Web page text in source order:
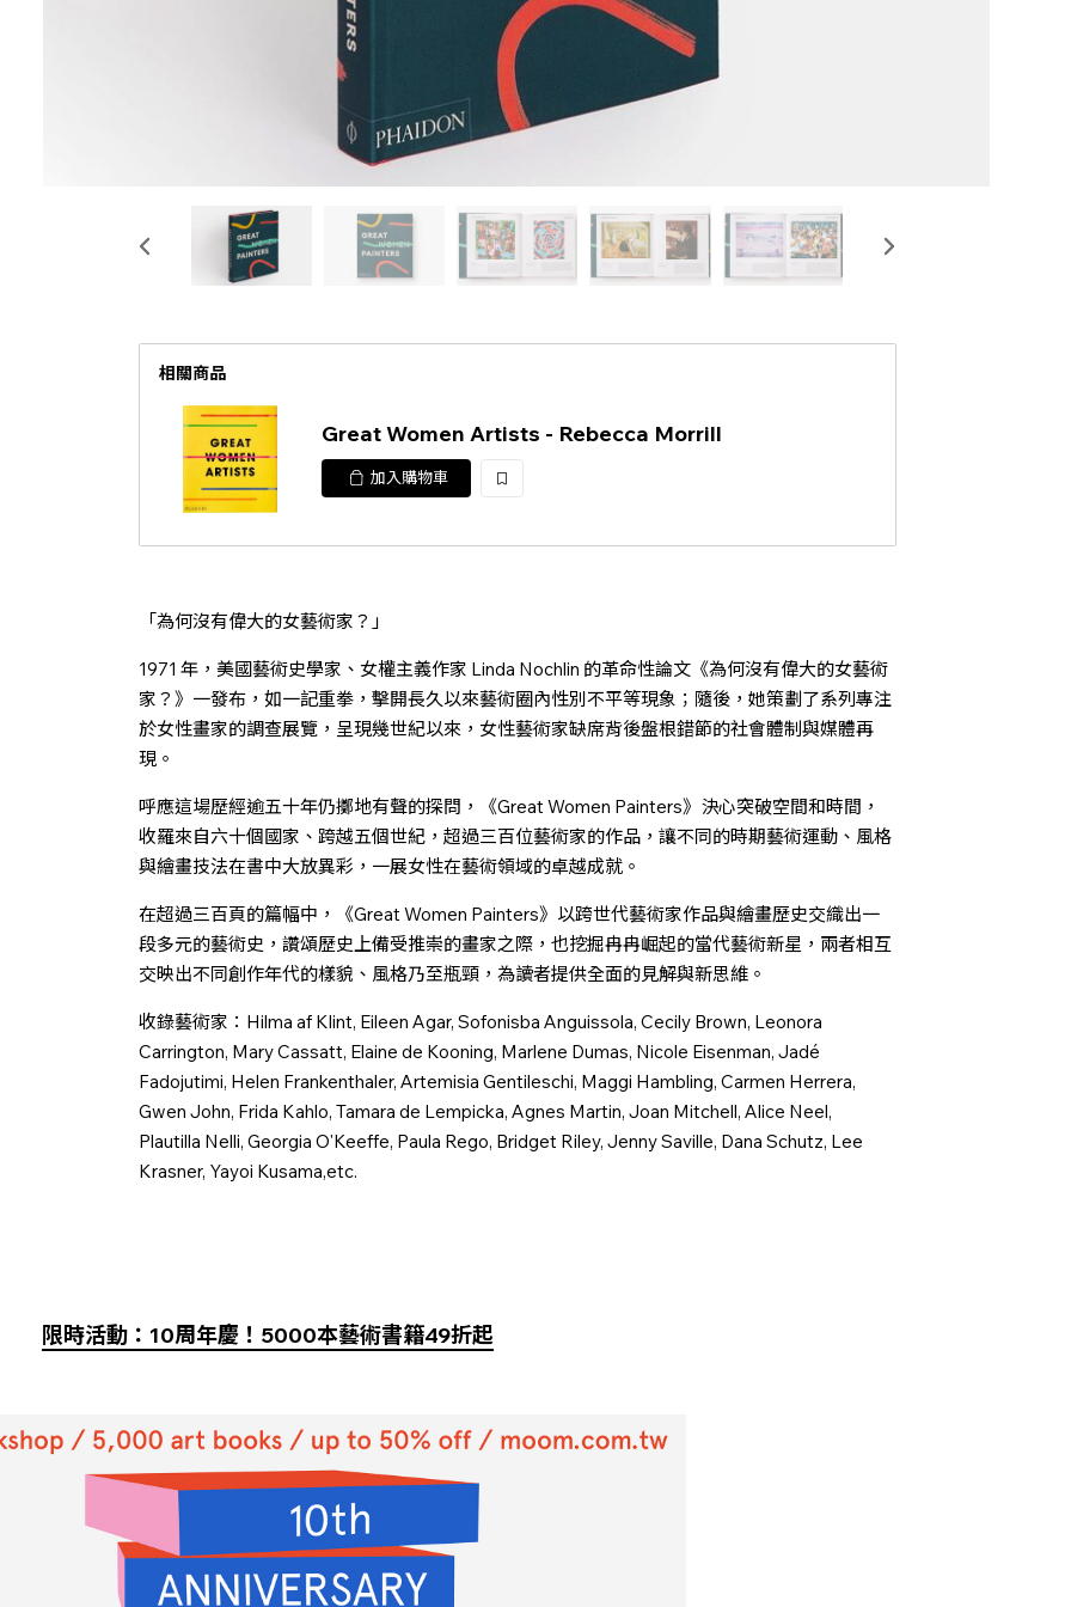
相關商品
Great Women Artists - Rebecca Morrill
加入購物車
加
「為何沒有偉大的女藝術家？」
1971 年，美國藝術史學家、女權主義作家 Linda Nochlin 的革命性論文《為何沒有偉大的女藝術
家？》一發布，如一記重拳，擊開長久以來藝術圈內性別不平等現象；隨後，她策劃了系列專注
於女性畫家的調查展覽，呈現幾世紀以來，女性藝術家缺席背後盤根錯節的社會體制與媒體再
現。
呼應這場歷經逾五十年仍擲地有聲的探問，《Great Women Painters》決心突破空間和時間，
收羅來自六十個國家、跨越五個世紀，超過三百位藝術家的作品，讓不同的時期藝術運動、風格
與繪畫技法在書中大放異彩，一展女性在藝術領域的卓越成就。
在超過三百頁的篇幅中，《Great Women Painters》以跨世代藝術家作品與繪畫歷史交織出一
段多元的藝術史，讚頌歷史上備受推崇的畫家之際，也挖掘冉冉崛起的當代藝術新星，兩者相互
交映出不同創作年代的樣貌、風格乃至瓶頸，為讀者提供全面的見解與新思維。
收錄藝術家：Hilma af Klint, Eileen Agar, Sofonisba Anguissola, Cecily Brown, Leonora
Carrington, Mary Cassatt, Elaine de Kooning, Marlene Dumas, Nicole Eisenman, Jadé
Fadojutimi, Helen Frankenthaler, Artemisia Gentileschi, Maggi Hambling, Carmen Herrera,
Gwen John, Frida Kahlo, Tamara de Lempicka, Agnes Martin, Joan Mitchell, Alice Neel,
Plautilla Nelli, Georgia O'Keeffe, Paula Rego, Bridget Riley, Jenny Saville, Dana Schutz, Lee
Krasner, Yayoi Kusama,etc.
限時活動：10周年慶！5000本藝術書籍49折起